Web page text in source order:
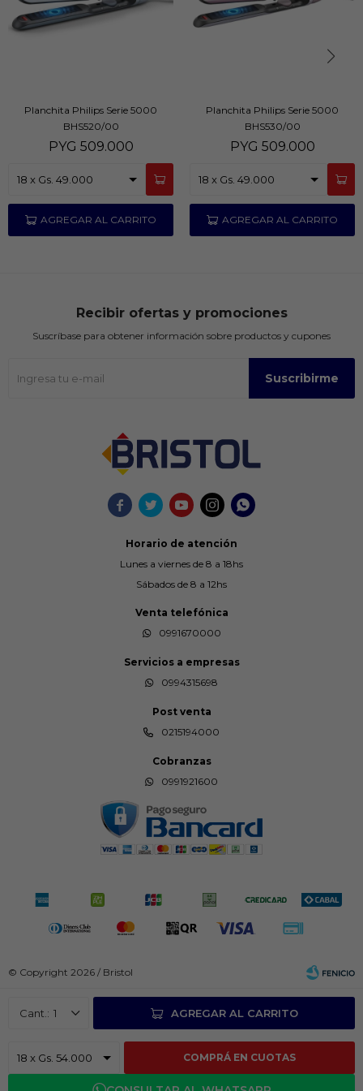
1 AGREGAR AL CARRITO
COMPRÁ EN CUOTAS
Planchita Philips Serie 5000
BHS520/00
PYG 509.000
Planchita Philips Serie 5000
BHS530/00
PYG 509.000
    
Horario de atención
Lunes a viernes de 8 a 18hs
Sábados de 8 a 12hs
Venta telefónica
0991670000
Servicios a empresas
0994315698
Post venta
0215194000
Cobranzas
0991921600
Recibir ofertas y promociones
Suscríbase para obtener información sobre productos y cupones
Suscribirme
© Copyright 2026 / Bristol